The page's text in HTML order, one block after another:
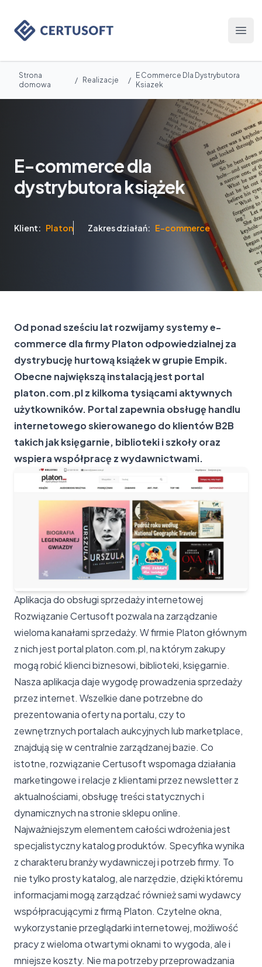
Certusoft
Strona
domowa
/ Realizacje /
E Commerce Dla Dystrybutora
Ksiazek
E-commerce dla
dystrybutora książek
Klient: Platon Zakres działań: E-commerce
Od ponad sześciu lat rozwijamy systemy e-
commerce dla firmy Platon odpowiedzialnej za
dystrybucję hurtową książek w grupie Empik.
Obecne największą instalacją jest portal
platon.com.pl z kilkoma tysiącami aktywnych
użytkowników. Portal zapewnia obsługę handlu
internetowego skierowanego do klientów B2B
takich jak księgarnie, biblioteki i szkoły oraz
wspiera współpracę z wydawnictwami.
Aplikacja do obsługi sprzedaży internetowej
Rozwiązanie Certusoft pozwala na zarządzanie
wieloma kanałami sprzedaży. W firmie Platon głównym
z nich jest portal platon.com.pl, na którym zakupy
mogą robić klienci biznesowi, biblioteki, księgarnie.
Nasza aplikacja daje wygodę prowadzenia sprzedaży
przez internet. Wszelkie dane potrzebne do
prezentowania oferty na portalu, czy to
zewnętrznych portalach aukcyjnych lub marketplace,
znajdują się w centralnie zarządzanej bazie. Co
istotne, rozwiązanie Certusoft wspomaga działania
marketingowe i relacje z klientami przez newsletter z
aktualnościami, obsługę treści statycznych i
dynamicznych na stronie sklepu online.
Najważniejszym elementem całości wdrożenia jest
specjalistyczny katalog produktów. Specyfika wynika
z charakteru branży wydawniczej i potrzeb firmy. To
nie tylko prosty katalog, ale narzędzie, dzięki któremu
informacjami mogą zarządzać również sami wydawcy
współpracującymi z firmą Platon. Czytelne okna,
wykorzystanie przeglądarki internetowej, możliwość
pracy z wieloma otwartymi oknami to wygoda, ale i
mniejsze koszty. Nie ma potrzeby przeprowadzania